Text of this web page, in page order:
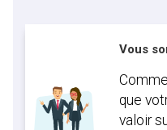
Vous
que
valoir